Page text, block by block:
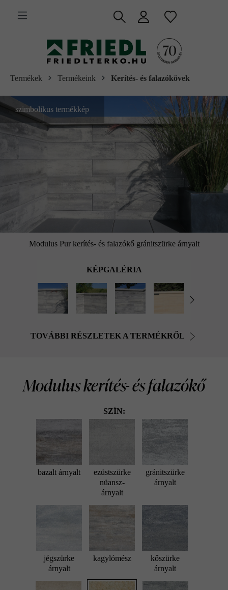
tartalomra
Termékek Termékeink Kerítés- és falazókövek
Modulus Pur kerítés- és falazókő gránitszürke árnyalt
szimbolikus termékkép
KÉPGALÉRIA
TOVÁBBI RÉSZLETEK A TERMÉKRŐL
Modulus kerítés- és falazókő
SZÍN:
bazalt árnyalt
ezüstszürke
nüansz-
árnyalt
gránitszürke
árnyalt
jégszürke
árnyalt
kagylómész
kőszürke
árnyalt